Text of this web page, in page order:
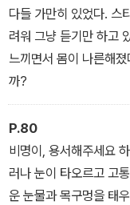
다들 가만히 있었다. 스
려워 그냥 듣기만 하고
느끼면서 몸이 나른해
까?
P.80
비명이, 용서해주세요
러나 눈이 타오르고 고
운 눈물과 목구멍을 태